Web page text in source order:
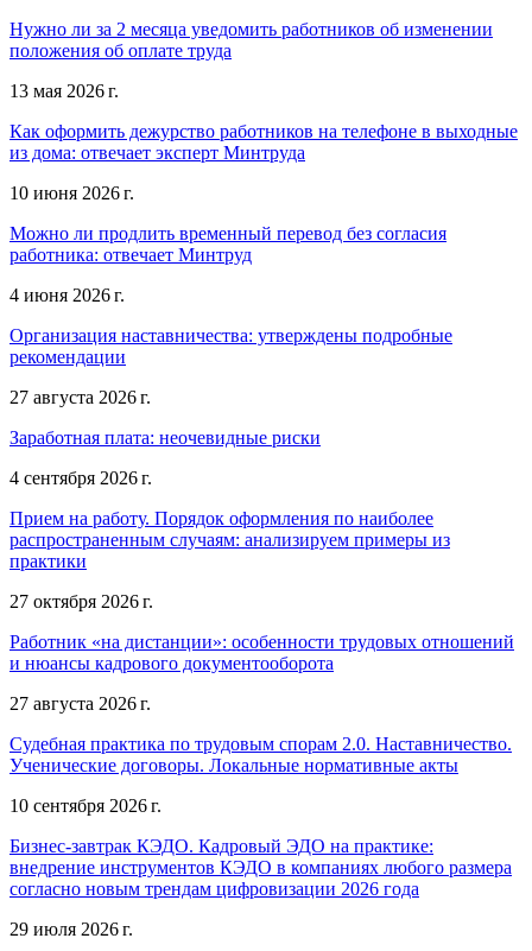
Нужно ли за 2 месяца уведомить работников об изменении
положения об оплате труда
13 мая 2026 г.
Как оформить дежурство работников на телефоне в выходные
из дома: отвечает эксперт Минтруда
10 июня 2026 г.
Можно ли продлить временный перевод без согласия
работника: отвечает Минтруд
4 июня 2026 г.
Организация наставничества: утверждены подробные
рекомендации
27 августа 2026 г.
Заработная плата: неочевидные риски
4 сентября 2026 г.
Прием на работу. Порядок оформления по наиболее
распространенным случаям: анализируем примеры из
практики
27 октября 2026 г.
Работник «на дистанции»: особенности трудовых отношений
и нюансы кадрового документооборота
27 августа 2026 г.
Судебная практика по трудовым спорам 2.0. Наставничество.
Ученические договоры. Локальные нормативные акты
10 сентября 2026 г.
Бизнес-завтрак КЭДО. Кадровый ЭДО на практике:
внедрение инструментов КЭДО в компаниях любого размера
согласно новым трендам цифровизации 2026 года
29 июля 2026 г.